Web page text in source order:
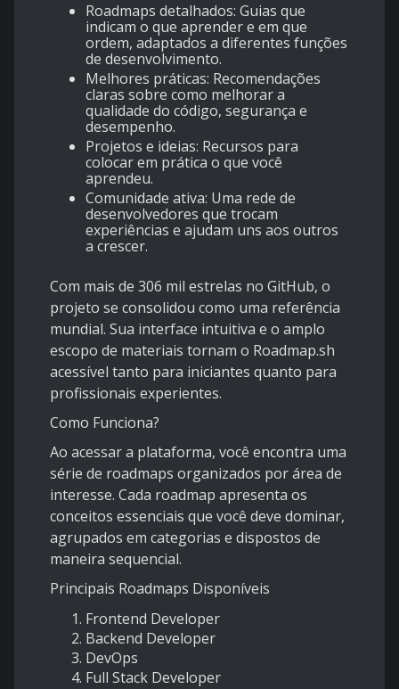
Roadmaps detalhados: Guias que
indicam o que aprender e em que
ordem, adaptados a diferentes funções
de desenvolvimento.
Melhores práticas: Recomendações
claras sobre como melhorar a
qualidade do código, segurança e
desempenho.
Projetos e ideias: Recursos para
colocar em prática o que você
aprendeu.
Comunidade ativa: Uma rede de
desenvolvedores que trocam
experiências e ajudam uns aos outros
a crescer.
Com mais de 306 mil estrelas no GitHub, o
projeto se consolidou como uma referência
mundial. Sua interface intuitiva e o amplo
escopo de materiais tornam o Roadmap.sh
acessível tanto para iniciantes quanto para
profissionais experientes.
Como Funciona?
Ao acessar a plataforma, você encontra uma
série de roadmaps organizados por área de
interesse. Cada roadmap apresenta os
conceitos essenciais que você deve dominar,
agrupados em categorias e dispostos de
maneira sequencial.
Principais Roadmaps Disponíveis
Frontend Developer
Backend Developer
DevOps
Full Stack Developer